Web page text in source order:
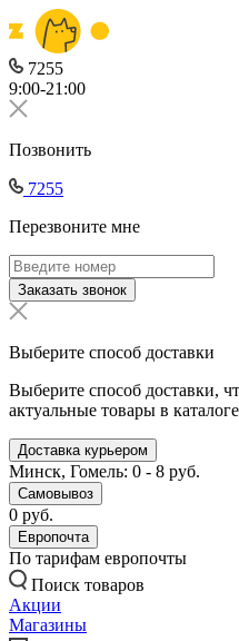
7255
9:00-21:00
Позвонить
7255
Перезвоните мне
Заказать звонок
Выберите способ доставки
Выберите способ доставки,
актуальные товары в каталоге
Доставка курьером
Минск, Гомель: 0 - 8 руб.
Самовывоз
0 руб.
Европочта
По тарифам европочты
Поиск товаров
Акции
Магазины